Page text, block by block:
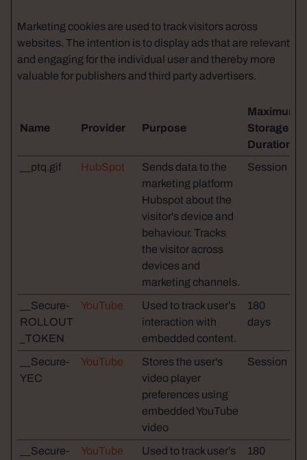
Marketing cookies are used to track visitors across
websites. The intention is to display ads that are relevant
and engaging for the individual user and thereby more
valuable for publishers and third party advertisers.
Name Provider Purpose
Maximum
Storage
Duration
__ptq.gif
HubSpot
Sends data to the
marketing platform
Hubspot about the
visitor's device and
behaviour. Tracks
the visitor across
devices and
marketing channels.
Session
__Secure-
ROLLOUT
_TOKEN
YouTube
Used to track user’s
interaction with
embedded content.
180
days
__Secure-
YEC
YouTube
Stores the user's
video player
preferences using
embedded YouTube
video
Session
__Secure-
YouTube
Used to track user’s
180